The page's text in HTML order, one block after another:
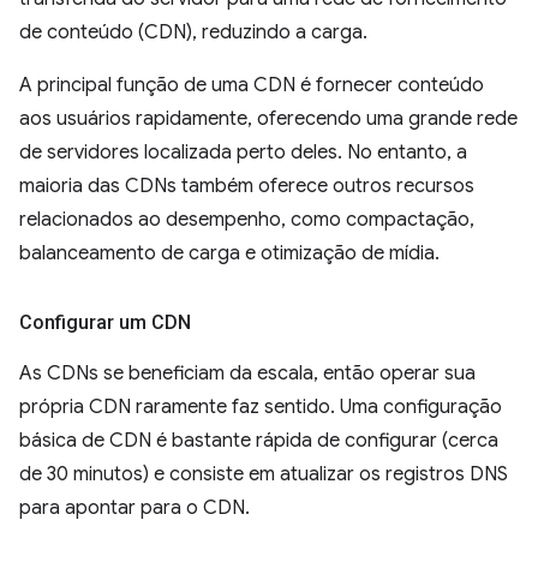
de conteúdo (CDN), reduzindo a carga.
A principal função de uma CDN é fornecer conteúdo
aos usuários rapidamente, oferecendo uma grande rede
de servidores localizada perto deles. No entanto, a
maioria das CDNs também oferece outros recursos
relacionados ao desempenho, como compactação,
balanceamento de carga e otimização de mídia.
Configurar um CDN
As CDNs se beneficiam da escala, então operar sua
própria CDN raramente faz sentido. Uma configuração
básica de CDN é bastante rápida de configurar (cerca
de 30 minutos) e consiste em atualizar os registros DNS
para apontar para o CDN.